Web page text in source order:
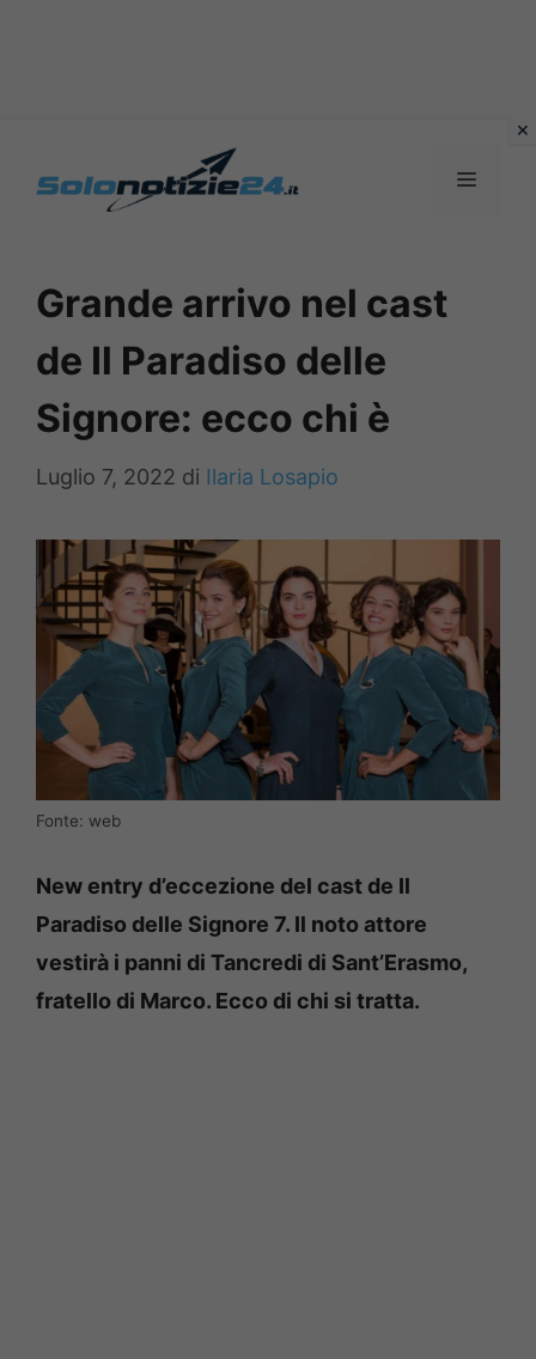
MENU
Grande arrivo nel cast
de Il Paradiso delle
Signore: ecco chi è
Luglio 7, 2022 di Ilaria Losapio
Fonte: web
New entry d’eccezione del cast de Il
Paradiso delle Signore 7. Il noto attore
vestirà i panni di Tancredi di Sant’Erasmo,
fratello di Marco. Ecco di chi si tratta.